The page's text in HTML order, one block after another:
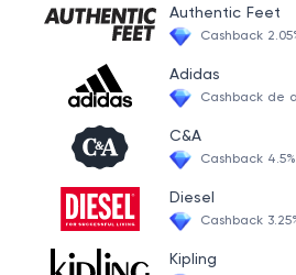
Authentic Feet
Cashback
Adidas
Cashback de
C&A
Cashback 4.5%
Diesel
Cashback
Kipling